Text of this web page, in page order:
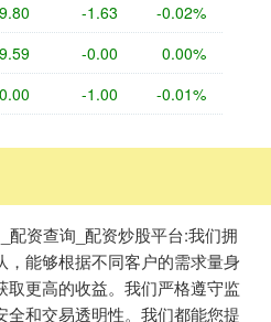
-1.63 -0.02%
-0.00 0.00%
-1.00 -0.01%
配资查询_配资炒股平台:我们拥
能够根据不同客户的需求量身
取更高的收益。我们严格遵守监
和交易透明性。我们都能您提